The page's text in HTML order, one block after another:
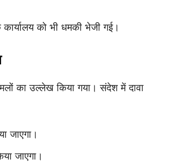
को भी धमकी भेजी गई।
का उल्लेख किया गया। संदेश में दावा
जाएगा।
जाएगा।